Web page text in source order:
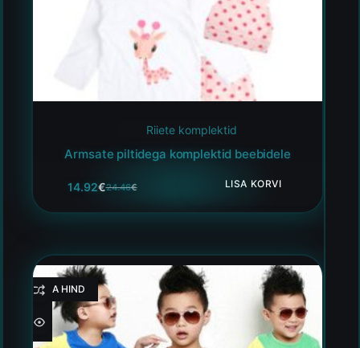
Riiete komplektid
Armsate piltidega komplektid beebidele
24.46€
14.92€ LISA KORVI
HEA HIND